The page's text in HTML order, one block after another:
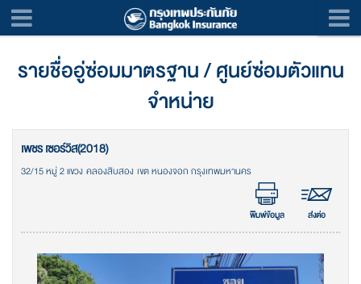
รายชื่ออู่ซ่อมมาตรฐาน / ศูนย์ซ่อมตัวแทน
จำหน่าย
เพชร เซอร์วิส(2018)
32/15 หมู่ 2 แขวง คลองสิบสอง เขต หนองจอก กรุงเทพมหานคร
พิมพ์ข้อมูล ส่งต่อ